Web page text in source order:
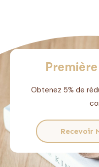
Obtenez 5% de
Recevoir